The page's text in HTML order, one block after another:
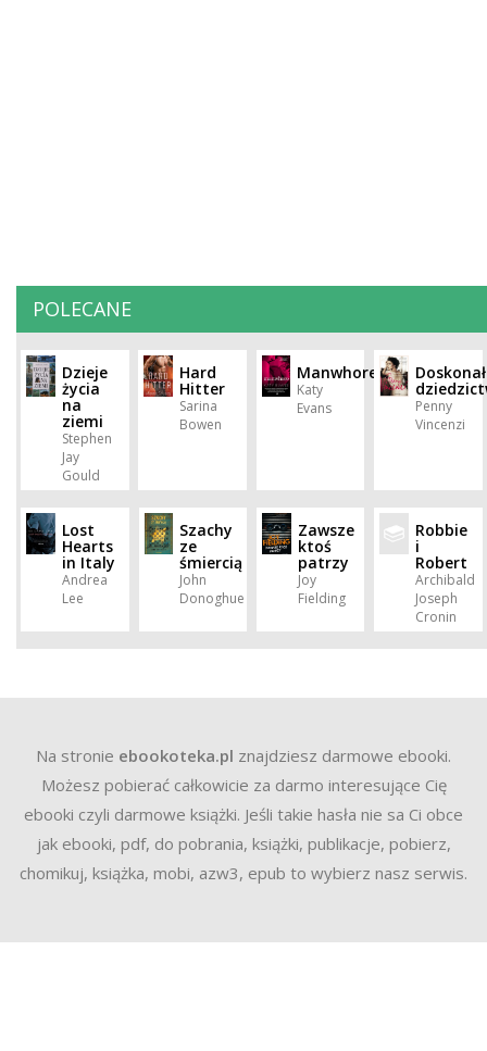
POLECANE
Dzieje
życia
na
ziemi
Stephen
Jay
Gould
Hard
Hitter
Sarina
Bowen
Manwhore
Katy
Evans
Penny
Vincenzi
Lost
Hearts
in Italy
Andrea
Lee
Szachy
ze
śmiercią
John
Donoghue
Zawsze
ktoś
patrzy
Joy
Fielding
Robbie
i
Robert
Archibald
Joseph
Cronin
Na stronie ebookoteka.pl znajdziesz darmowe ebooki.
Możesz pobierać całkowicie za darmo interesujące Cię
ebooki czyli darmowe książki. Jeśli takie hasła nie sa Ci obce
jak ebooki, pdf, do pobrania, książki, publikacje, pobierz,
chomikuj, książka, mobi, azw3, epub to wybierz nasz serwis.